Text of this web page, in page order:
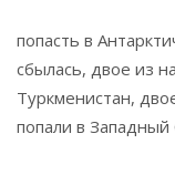
попасть в
сбылась, двое из
Туркменистан,
попали в Западный